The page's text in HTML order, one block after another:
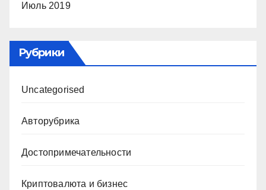
Июль 2019
Рубрики
Uncategorised
Авторубрика
Достопримечательности
Криптовалюта и бизнес